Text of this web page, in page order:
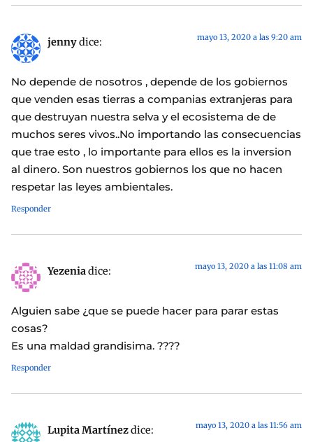
jennydice: mayo 13, 2020 a las 9:20 am
No depende de nosotros , depende de los gobiernos
que venden esas tierras a companias extranjeras para
que destruyan nuestra selva y el ecosistema de de
muchos seres vivos..No importando las consecuencias
que trae esto , lo importante para ellos es la inversion
al dinero. Son nuestros gobiernos los que no hacen
respetar las leyes ambientales.
Responder
Yezeniadice: mayo 13, 2020 a las 11:08 am
Alguien sabe ¿que se puede hacer para parar estas
cosas?
Es una maldad grandisima. ????
Responder
Lupita Martínezdice: mayo 13, 2020 a las 11:56 am